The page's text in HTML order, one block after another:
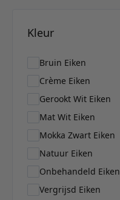
Kleur
Bruin Eiken
Crème Eiken
Gerookt Wit Eiken
Mat Wit Eiken
Mokka Zwart Eiken
Natuur Eiken
Onbehandeld Eiken
Vergrijsd Eiken